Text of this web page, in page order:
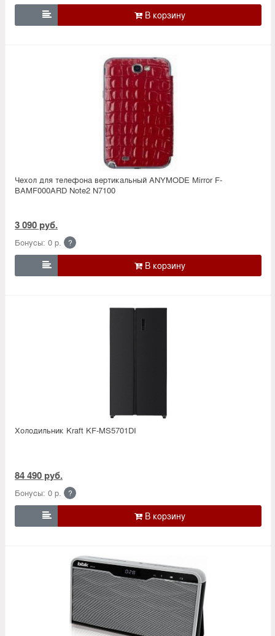

Чехол для телефона вертикальный ANYMODE Mirror F-
BAMF000ARD Note2 N7100
3 090 руб.
Бонусы: 0 р. ?

Холодильник Kraft KF-MS5701DI
84 490 руб.
Бонусы: 0 р. ?
